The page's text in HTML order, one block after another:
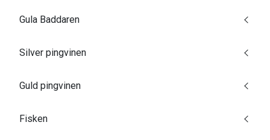
Gula Baddaren
Silver pingvinen
Guld pingvinen
Fisken